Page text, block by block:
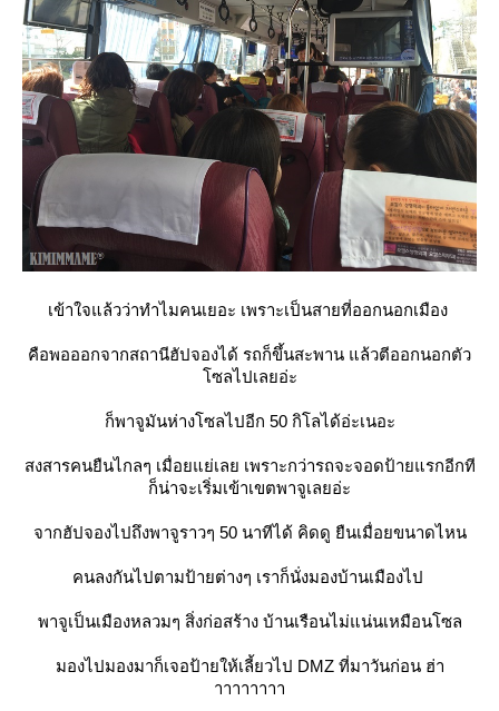
เข้าใจแล้วว่าทำไมคนเยอะ เพราะเป็นสายที่ออกนอกเมือง
คือพอออกจากสถานีฮัปจองได้ รถก็ขึ้นสะพาน แล้วตีออกนอกตัว
ซลไปเลยอ่ะ
ก็พาจูมันห่างโซลไปอีก 50 กิโลได้อ่ะเนอะ
สงสารคนยืนไกลๆ เมื่อยแย่เลย เพราะกว่ารถจะจอดป้ายแรกอีกที
ก็น่าจะเริ่มเข้าเขตพาจูเลยอ่ะ
จากฮัปจองไปถึงพาจูราวๆ 50 นาทีได้ คิดดู ยืนเมื่อยขนาดไหน
คนลงกันไปตามป้ายต่างๆ เราก็นั่งมองบ้านเมืองไป
พาจูเป็นเมืองหลวมๆ สิ่งก่อสร้าง บ้านเรือนไม่แน่นเหมือนโซล
มองไปมองมาก็เจอป้ายให้เลี้ยวไป DMZ ที่มาวันก่อน ฮ่า
าาาาาาาา